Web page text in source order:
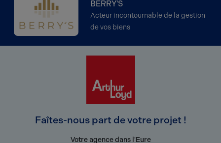
BERRY'S
Acteur incontournable de la gestion
de vos biens
Faîtes-nous part de votre projet !
Votre agence dans l'Eure